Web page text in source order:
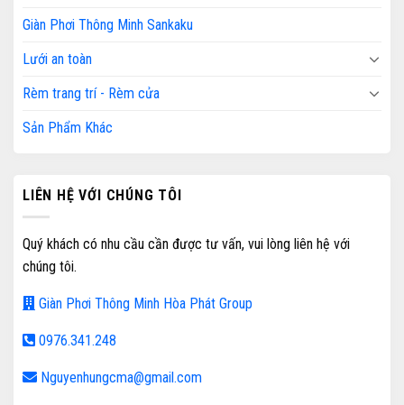
Giàn Phơi Thông Minh Sankaku
Lưới an toàn
Rèm trang trí - Rèm cửa
Sản Phẩm Khác
LIÊN HỆ VỚI CHÚNG TÔI
Quý khách có nhu cầu cần được tư vấn, vui lòng liên hệ với
chúng tôi.
Giàn Phơi Thông Minh Hòa Phát Group
0976.341.248
Nguyenhungcma@gmail.com